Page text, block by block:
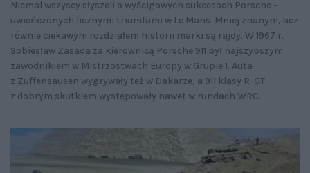
Niemal wszyscy słyszeli o wyścigowych sukcesach Porsche –
uwieńczonych licznymi triumfami w Le Mans. Mniej znanym, acz
równie ciekawym rozdziałem historii marki są rajdy. W 1967 r.
Sobiesław Zasada za kierownicą Porsche 911 był najszybszym
zawodnikiem w Mistrzostwach Europy w Grupie 1. Auta
z Zuffensausen wygrywały też w Dakarze, a 911 klasy R-GT
z dobrym skutkiem występowały nawet w rundach WRC.